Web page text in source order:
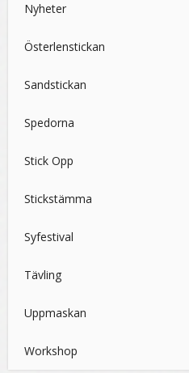
Nyheter
Österlenstickan
Sandstickan
Spedorna
Stick Opp
Stickstämma
Syfestival
Tävling
Uppmaskan
Workshop